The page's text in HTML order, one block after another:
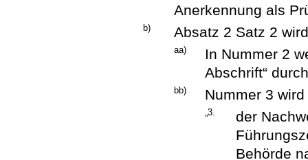
Anerkennung als
b) Absatz 2 Satz 2
aa)
In Nummer 2
Abschrift“
bb) Nummer 3
„3.
der
Behörde